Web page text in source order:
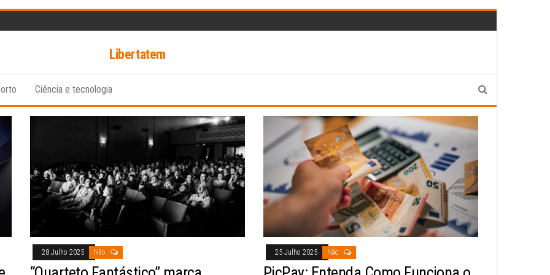
Libertatem
Ciência e tecnologia
28 Julho 2025 Não 25 Julho 2025 Não